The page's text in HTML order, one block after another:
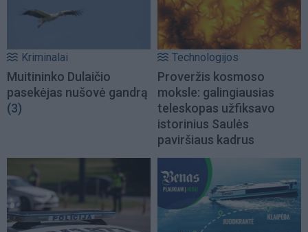
Kriminalai
Muitininko Dulaičio
pasekėjas nušovė gandrą
(3)
Technologijos
Proveržis kosmoso
moksle: galingiausias
teleskopas užfiksavo
istorinius Saulės
paviršiaus kadrus